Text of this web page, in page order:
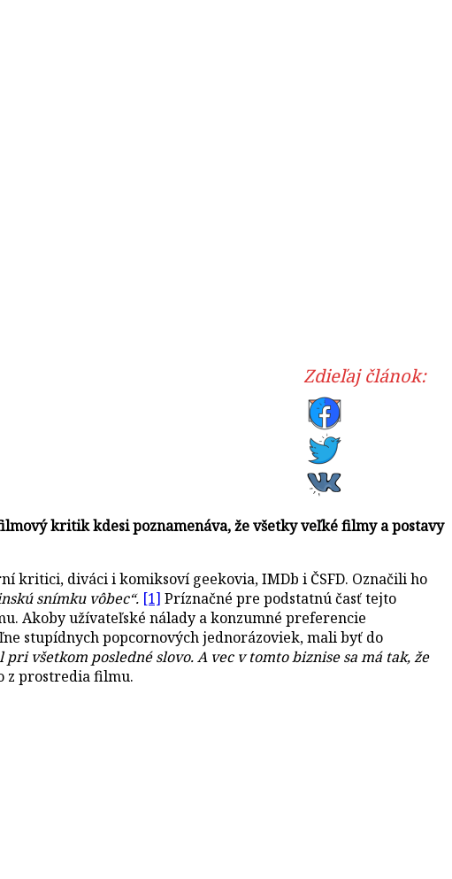
Zdieľaj článok:
kritik kdesi poznamenáva, že všetky veľké filmy a postavy
kritici, diváci i komiksoví geekovia, IMDb i ČSFD. Označili ho
snímku vôbec“. [1] Príznačné pre podstatnú časť tejto
Akoby užívateľské nálady a konzumné preferencie
stupídnych popcornových jednorázoviek, mali byť do
všetkom posledné slovo. A vec v tomto biznise sa má tak, že
z prostredia filmu.